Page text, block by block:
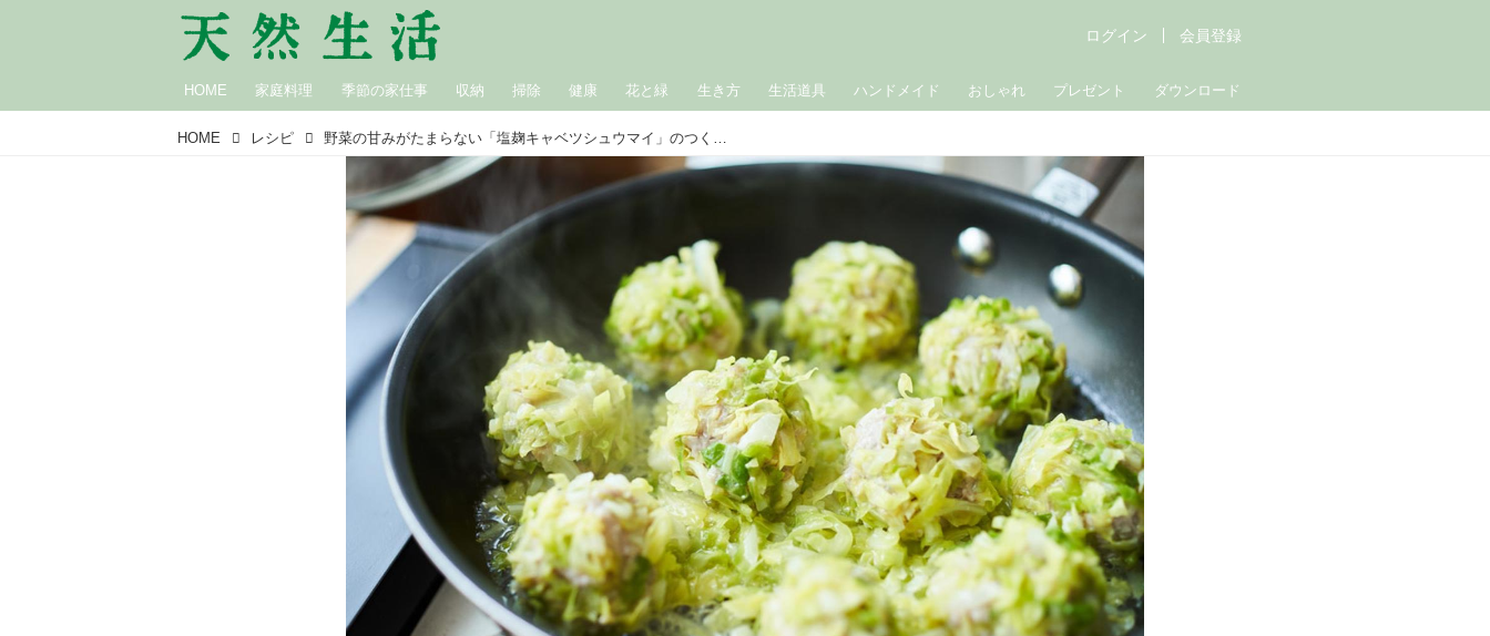
HOME 家庭料理 季節の家仕事 収納 掃除 健康 花と緑 生き方 生活道具 ハンドメイド おしゃれ プレゼント ダウンロード
ログイン 会員登録
HOME レシピ 野菜の甘みがたまらない「塩麹キャベツシュウマイ」のつくり方。お弁当にもぴったり！細切りキャベツで肉だねを包む“かんたんヘルシー”なシュウマイ｜榎本美沙の発酵暮らし